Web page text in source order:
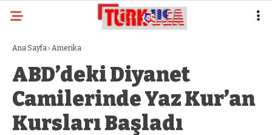
Ana Sayfa › Amerika
ABD’deki Diyanet
Camilerinde Yaz Kur’an
Kursları Başladı